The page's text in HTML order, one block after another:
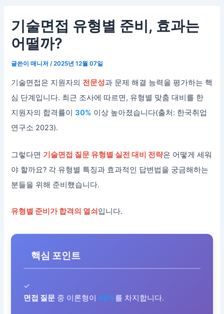
기술면접 유형별 준비, 효과는
어떨까?
글쓴이매니저/2025년 12월 07일
기술면접은 지원자의 전문성과 문제 해결 능력을 평가하는 핵
심 단계입니다. 최근 조사에 따르면, 유형별 맞춤 대비를 한
지원자의 합격률이30% 이상 높아졌습니다(출처: 한국취업
연구소 2023).
그렇다면 기술면접 질문 유형별 실전 대비 전략은 어떻게 세워
야 할까요? 각 유형별 특징과 효과적인 답변법을 궁금해하는
분들을 위해 준비했습니다.
유형별 준비가 합격의 열쇠입니다.
핵심 포인트
✓
면접 질문 중 이론형이40%를 차지합니다.